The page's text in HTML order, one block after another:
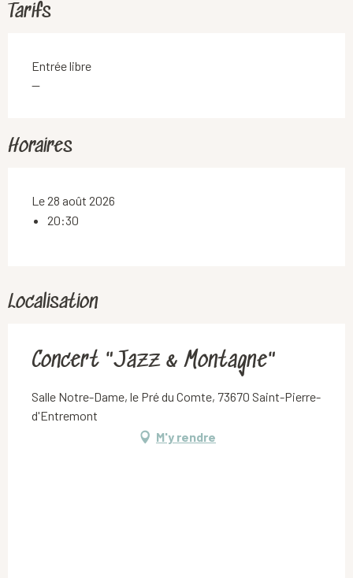
Tarifs
Entrée libre
—
Horaires
Le 28 août 2026
20:30
Localisation
Concert "Jazz & Montagne"
Salle Notre-Dame, le Pré du Comte, 73670 Saint-Pierre-
d'Entremont
M'y rendre